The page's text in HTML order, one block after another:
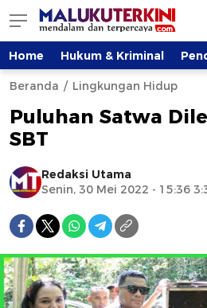
Home Hukum & Kriminal
Beranda Lingkungan Hidup
Puluhan Satwa
SBT
Redaksi Utama
Senin, 30 Mei 2022 - 15:36